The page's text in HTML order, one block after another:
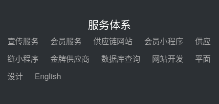
2026-2029年熔盐介质框架协议
中能建华中试研院中标重能新疆
100MW光热项目机组调试及性能
服务体系
宣传服务 会员服务 供应链网站 会员小程序
供应
链小程序
金牌供应商 数据库查询 网站开发
平面
设计
English